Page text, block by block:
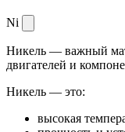
Ni
Никель — важный
двигателей и
Никель — это:
высокая